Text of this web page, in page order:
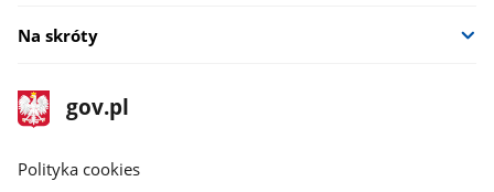
Na skróty
stopka
gov.pl
Strona
gov.pl
gov.pl
Polityka cookies